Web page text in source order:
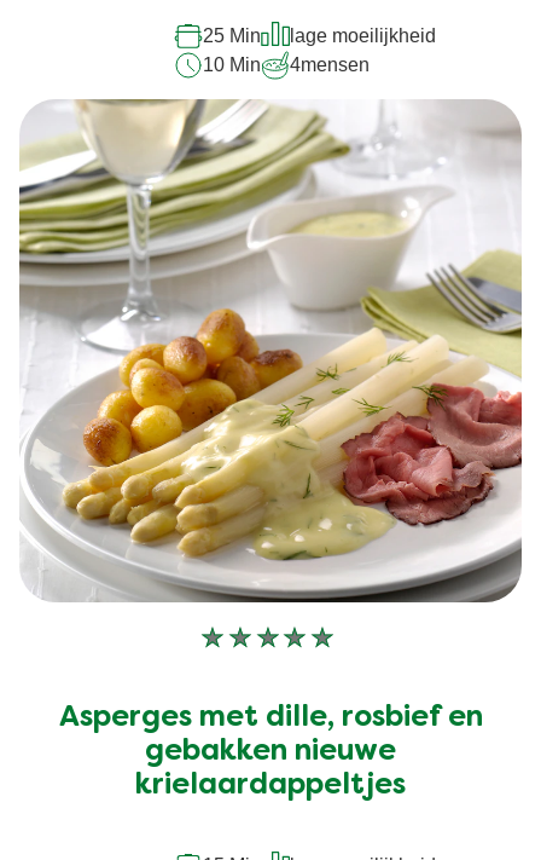
25 Min
lage moeilijkheid
10 Min
4mensen
Geen
voor
deze
Asperges met dille, rosbief en
gebakken nieuwe
krielaardappeltjes